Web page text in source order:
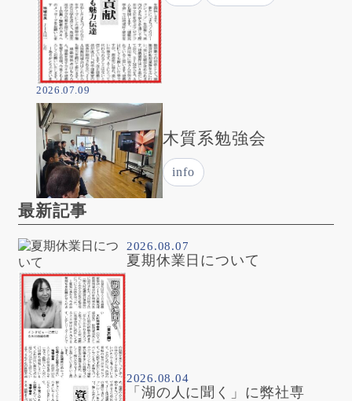
2026.07.09
木質系勉強会
info
最新記事
2026.08.07
夏期休業日について
2026.08.04
「湖の人に聞く」に弊社専